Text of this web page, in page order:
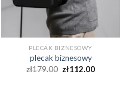
PLECAK BIZNESOWY
plecak biznesowy
zł179.00 zł112.00